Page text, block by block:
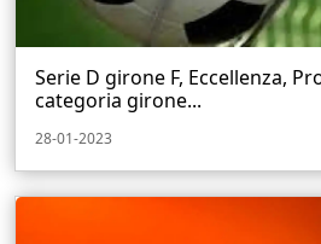
Serie D girone F, Eccellenza,
categoria girone...
28-01-2023